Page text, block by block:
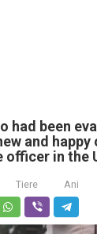
had been
and happy
officer in the
Tiere Ani